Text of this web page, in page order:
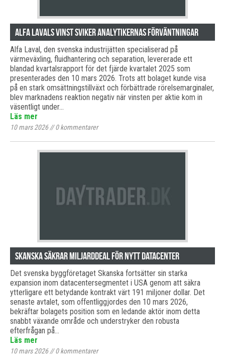
Alfa Lavals vinst sviker analytikernas förväntningar
Alfa Laval, den svenska industrijätten specialiserad på
värmeväxling, fluidhantering och separation, levererade ett
blandad kvartalsrapport för det fjärde kvartalet 2025 som
presenterades den 10 mars 2026. Trots att bolaget kunde visa
på en stark omsättningstillväxt och förbättrade rörelsemarginaler,
blev marknadens reaktion negativ när vinsten per aktie kom in
väsentligt under…
Läs mer
10 mars 2026//0kommentarer
Skanska säkrar miljarddeal för nytt datacenter
Det svenska byggföretaget Skanska fortsätter sin starka
expansion inom datacentersegmentet i USA genom att säkra
ytterligare ett betydande kontrakt värt 191 miljoner dollar. Det
senaste avtalet, som offentliggjordes den 10 mars 2026,
bekräftar bolagets position som en ledande aktör inom detta
snabbt växande område och understryker den robusta
efterfrågan på…
Läs mer
10 mars 2026//0kommentarer